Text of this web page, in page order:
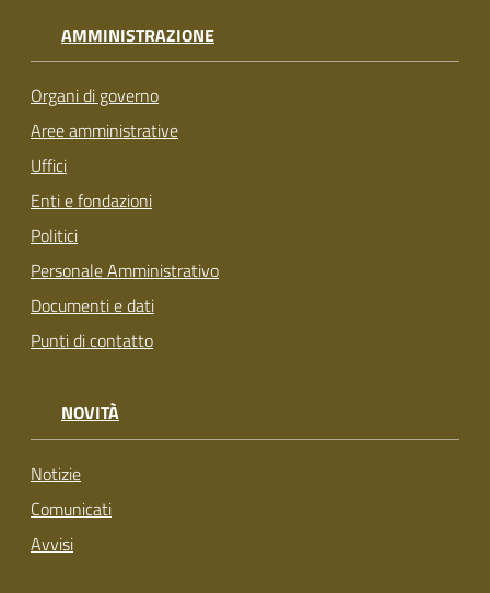
AMMINISTRAZIONE
Organi di governo
Aree amministrative
Uffici
Enti e fondazioni
Politici
Personale Amministrativo
Documenti e dati
Punti di contatto
NOVITÀ
Notizie
Comunicati
Avvisi